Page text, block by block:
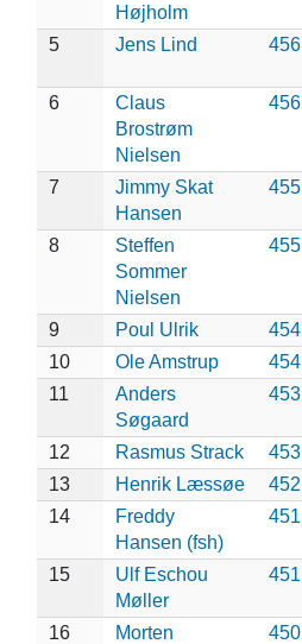
Højholm
5 Jens Lind 456
6
Claus
Brostrøm
Nielsen
456
7
Jimmy Skat
Hansen
455
8
Steffen
Sommer
Nielsen
455
9 Poul Ulrik
454
10
Ole Amstrup
454
11
Anders
Søgaard
453
12 Rasmus Strack
453
13
Henrik Læssøe
452
14
Freddy
Hansen (fsh)
451
15
Ulf Eschou
Møller
451
16
Morten
450